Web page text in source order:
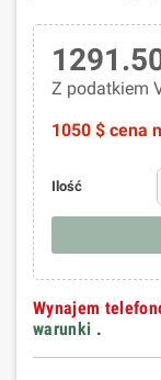
Z podatkiem
1050 $ cena
Ilość
Wynajem
warunki .